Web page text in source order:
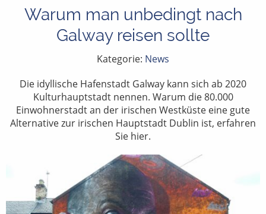
Warum man unbedingt nach
Galway reisen sollte
Kategorie: News
Die idyllische Hafenstadt Galway kann sich ab 2020
Kulturhauptstadt nennen. Warum die 80.000
Einwohnerstadt an der irischen Westküste eine gute
Alternative zur irischen Hauptstadt Dublin ist, erfahren
Sie hier.